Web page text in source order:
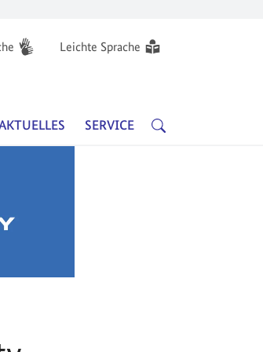
Leichte Sprache
SERVICE SUCHE